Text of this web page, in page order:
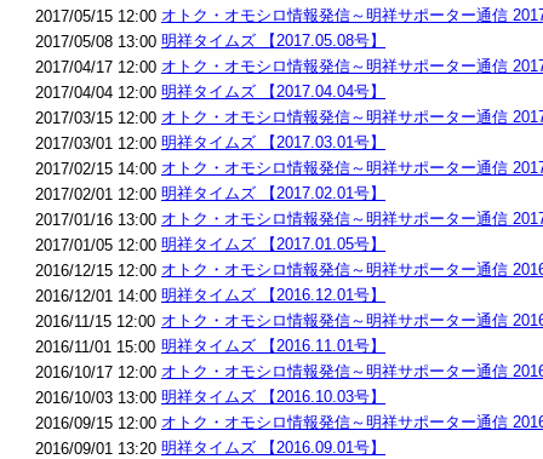
2017/05/15 12:00 オトク・オモシロ情報発信～明祥サポーター通信
2017/05/08 13:00 明祥タイムズ 【2017.05.08号】
2017/04/17 12:00 オトク・オモシロ情報発信～明祥サポーター通信
2017/04/04 12:00 明祥タイムズ 【2017.04.04号】
2017/03/15 12:00 オトク・オモシロ情報発信～明祥サポーター通信
2017/03/01 12:00 明祥タイムズ 【2017.03.01号】
2017/02/15 14:00 オトク・オモシロ情報発信～明祥サポーター通信
2017/02/01 12:00 明祥タイムズ 【2017.02.01号】
2017/01/16 13:00 オトク・オモシロ情報発信～明祥サポーター通信
2017/01/05 12:00 明祥タイムズ 【2017.01.05号】
2016/12/15 12:00 オトク・オモシロ情報発信～明祥サポーター通信
2016/12/01 14:00 明祥タイムズ 【2016.12.01号】
2016/11/15 12:00 オトク・オモシロ情報発信～明祥サポーター通信
2016/11/01 15:00 明祥タイムズ 【2016.11.01号】
2016/10/17 12:00 オトク・オモシロ情報発信～明祥サポーター通信
2016/10/03 13:00 明祥タイムズ 【2016.10.03号】
2016/09/15 12:00 オトク・オモシロ情報発信～明祥サポーター通信
2016/09/01 13:20 明祥タイムズ 【2016.09.01号】